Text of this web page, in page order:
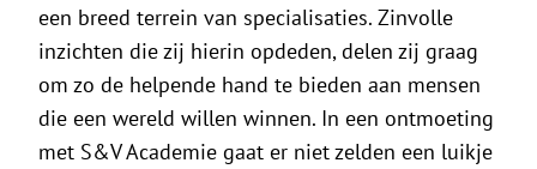
Raadgevers
Actueel
een breed terrein van specialisaties. Zinvolle
inzichten die zij hierin opdeden, delen zij graag
om zo de helpende hand te bieden aan mensen
die een wereld willen winnen. In een ontmoeting
met S&V Academie gaat er niet zelden een luikje